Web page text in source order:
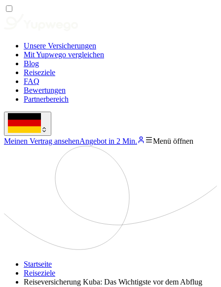
Unsere Versicherungen
Mit Yupwego vergleichen
Blog
Reiseziele
FAQ
Bewertungen
Partnerbereich
Meinen Vertrag ansehenAngebot in 2 Min. Menü öffnen
Startseite
Reiseziele
Reiseversicherung Kuba: Das Wichtigste vor dem Abflug